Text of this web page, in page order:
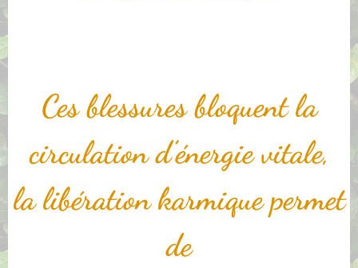
Ces blessures bloquent la
circulation d’énergie vitale,
la libération karmique permet
de